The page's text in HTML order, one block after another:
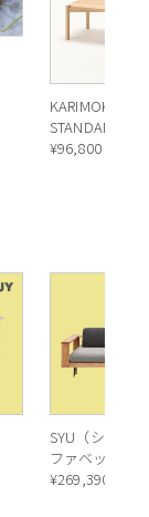
KARIMOKU
STANDARD (
クニュースタ
¥96,800
SYU（シュウ
ファベッド（
ュラル）
¥269,390